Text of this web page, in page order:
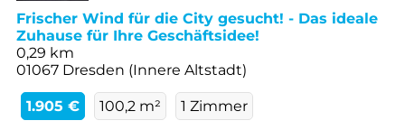
Frischer Wind für die City gesucht! - Das ideale
Zuhause für Ihre Geschäftsidee!
0,29 km
01067 Dresden (Innere Altstadt)
1.905 € 100,2 m² 1 Zimmer